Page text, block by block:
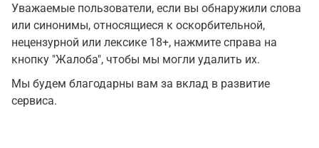
Уважаемые пользователи, если вы обнаружили слова
или синонимы, относящиеся к оскорбительной,
нецензурной или лексике 18+, нажмите справа на
кнопку "Жалоба", чтобы мы могли удалить их.
Мы будем благодарны вам за вклад в развитие
сервиса.